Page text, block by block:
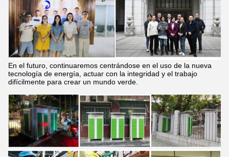
En el futuro, continuaremos centrándose en el uso de la nueva
tecnología de energía, actuar con la integridad y el trabajo
difícilmente para crear un mundo verde.